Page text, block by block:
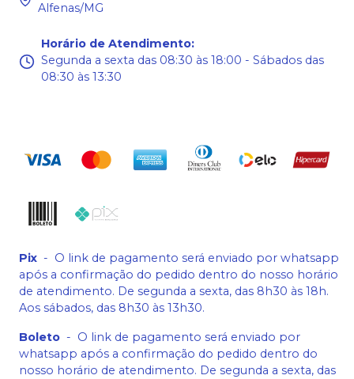
Alfenas/MG
Horário de Atendimento:
Segunda a sexta das 08:30 às 18:00 - Sábados das
08:30 às 13:30
Pix - O link de pagamento será enviado por whatsapp
após a confirmação do pedido dentro do nosso horário
de atendimento. De segunda a sexta, das 8h30 às 18h.
Aos sábados, das 8h30 às 13h30.
Boleto - O link de pagamento será enviado por
whatsapp após a confirmação do pedido dentro do
nosso horário de atendimento. De segunda a sexta, das